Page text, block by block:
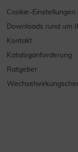
Cookie-Einstellungen
Downloads rund um
Kontakt
Kataloganforderung
Ratgeber